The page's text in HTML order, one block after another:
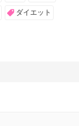
ダイエット